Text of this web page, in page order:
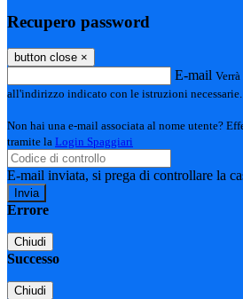
Recupero password
button close ×
E-mail
all'indirizzo indicato con le istruzioni necessarie.
Non hai una e-mail associata al nome utente?
tramite la Login Spaggiari
E-mail inviata, si prega di controllare la
Errore
Chiudi
Successo
Chiudi